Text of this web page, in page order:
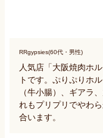
RRgypsies(60代・男性)
人気店「大阪焼肉ホ
トです。ぷりぷりホ
（牛小腸）、ギアラ
れもプリプリでやわ
合います。